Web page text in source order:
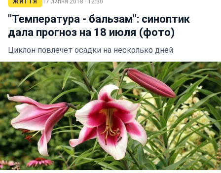
"Температура - бальзам": синоптик
дала прогноз на 18 июля (фото)
Циклон повлечет осадки на несколько дней